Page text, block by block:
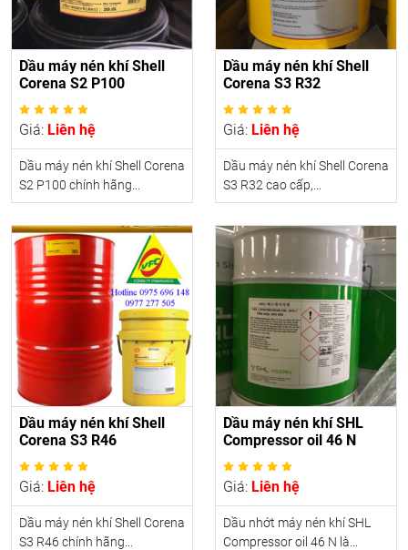
Dầu máy nén khí Shell
Corena S2 P100
Giá: Liên hệ
Dầu máy nén khí Shell Corena
S2 P100 chính hãng...
Dầu máy nén khí Shell
Corena S3 R32
Giá: Liên hệ
Dầu máy nén khí Shell Corena
S3 R32 cao cấp,...
Dầu máy nén khí Shell
Corena S3 R46
Giá: Liên hệ
Dầu máy nén khí Shell Corena
S3 R46 chính hãng...
Dầu máy nén khí SHL
Compressor oil 46 N
Giá: Liên hệ
Dầu nhớt máy nén khí SHL
Compressor oil 46 N là...